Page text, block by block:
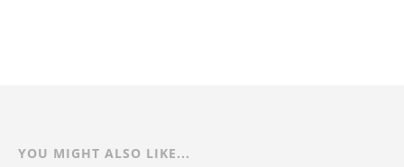
YOU MIGHT ALSO LIKE...